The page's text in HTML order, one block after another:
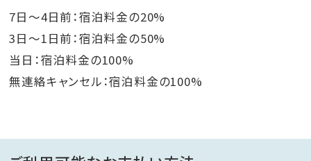
7日～4日前：宿泊料金の20%
3日～1日前：宿泊料金の50%
当日：宿泊料金の100%
無連絡キャンセル：宿泊料金の100%